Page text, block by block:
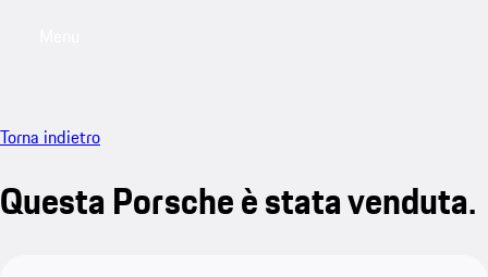
Torna indietro
Questa Porsche è stata venduta.